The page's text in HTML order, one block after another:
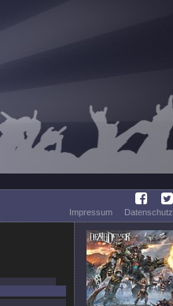
Impressum
Datenschutz